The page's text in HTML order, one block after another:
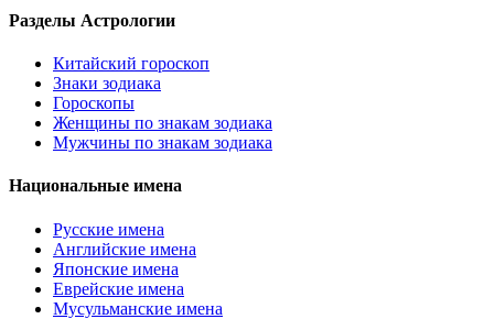
Разделы Астрологии
Китайский гороскоп
Знаки зодиака
Гороскопы
Женщины по знакам зодиака
Мужчины по знакам зодиака
Национальные имена
Русские имена
Английские имена
Японские имена
Еврейские имена
Мусульманские имена